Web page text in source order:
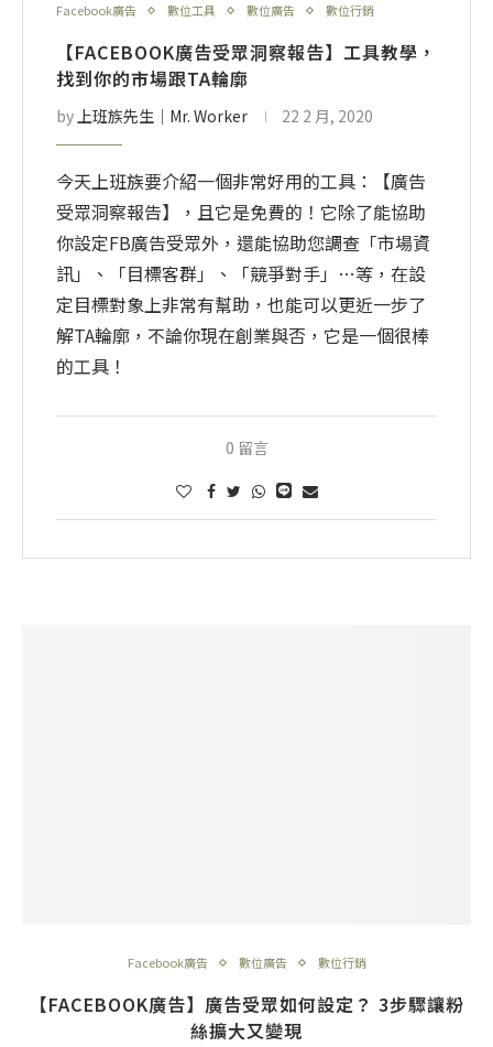
Facebook廣告 數位工具 數位廣告 數位行銷
【FACEBOOK廣告受眾洞察報告】工具教學，
找到你的市場跟TA輪廓
by上班族先生│Mr. Worker 22 2 月, 2020
今天上班族要介紹一個非常好用的工具：【廣告
受眾洞察報告】，且它是免費的！它除了能協助
你設定FB廣告受眾外，還能協助您調查「市場資
訊」、「目標客群」、「競爭對手」…等，在設
定目標對象上非常有幫助，也能可以更近一步了
解TA輪廓，不論你現在創業與否，它是一個很棒
的工具！
0 留言
Facebook廣告 數位廣告 數位行銷
【FACEBOOK廣告】廣告受眾如何設定？ 3步驟讓粉
絲擴大又變現